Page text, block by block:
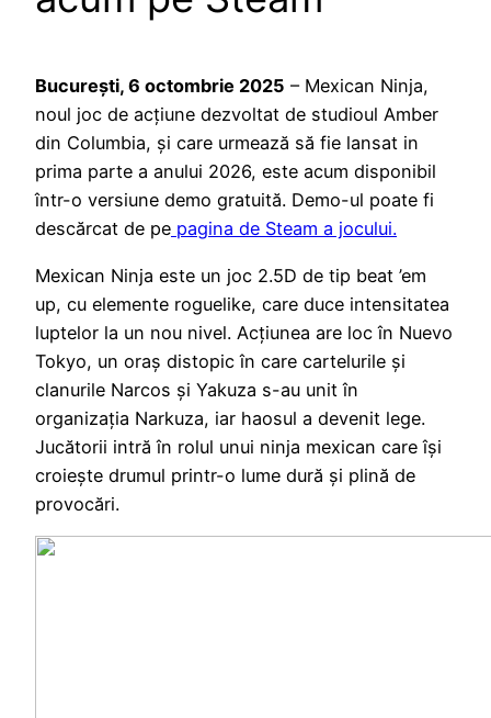
București, 6 octombrie 2025 – Mexican Ninja,
noul joc de acțiune dezvoltat de studioul Amber
din Columbia, și care urmează să fie lansat in
prima parte a anului 2026, este acum disponibil
într-o versiune demo gratuită. Demo-ul poate fi
descărcat de pe pagina de Steam a jocului.
Mexican Ninja este un joc 2.5D de tip beat ’em
up, cu elemente roguelike, care duce intensitatea
luptelor la un nou nivel. Acțiunea are loc în Nuevo
Tokyo, un oraș distopic în care cartelurile și
clanurile Narcos și Yakuza s-au unit în
organizația Narkuza, iar haosul a devenit lege.
Jucătorii intră în rolul unui ninja mexican care își
croiește drumul printr-o lume dură și plină de
provocări.